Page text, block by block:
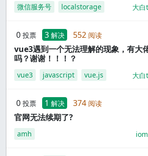
微信服务号 localstorage 大
0 投票 3 解决 552 阅读
vue3遇到一个无法理解的现象，有大
吗？谢谢！！！？
vue3 javascript vue.js 大
0 投票 1 解决 374 阅读
官网无法续期了?
amh